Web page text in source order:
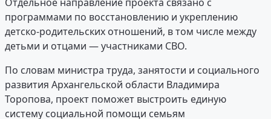
программами по восстановлению и укреплению
детско-родительских отношений, в том числе между
детьми и отцами — участниками СВО.
По словам министра труда, занятости и социального
развития Архангельской области Владимира
Торопова, проект поможет выстроить единую
систему социальной помощи семьям